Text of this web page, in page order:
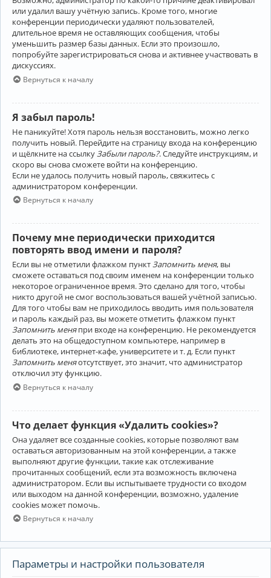
или удалил вашу учётную запись. Кроме того, многие
конференции периодически удаляют пользователей,
длительное время не оставляющих сообщения, чтобы
уменьшить размер базы данных. Если это произошло,
попробуйте зарегистрироваться снова и активнее участвовать в
дискуссиях.
Вернуться к началу
Я забыл пароль!
Не паникуйте! Хотя пароль нельзя восстановить, можно легко
получить новый. Перейдите на страницу входа на конференцию
и щёлкните на ссылку Забыли пароль?. Следуйте инструкциям, и
скоро вы снова сможете войти на конференцию.
Если не удалось получить новый пароль, свяжитесь с
администратором конференции.
Вернуться к началу
Почему мне периодически приходится
повторять ввод имени и пароля?
Если вы не отметили флажком пунктЗапомнить меня, вы
сможете оставаться под своим именем на конференции только
некоторое ограниченное время. Это сделано для того, чтобы
никто другой не смог воспользоваться вашей учётной записью.
Для того чтобы вам не приходилось вводить имя пользователя
и пароль каждый раз, вы можете отметить флажком пункт
Запомнить меняпри входе на конференцию. Не рекомендуется
делать это на общедоступном компьютере, например в
библиотеке, интернет-кафе, университете и т. д. Если пункт
Запомнить меняотсутствует, это значит, что администратор
отключил эту функцию.
Вернуться к началу
Что делает функция «Удалить cookies»?
Она удаляет все созданные cookies, которые позволяют вам
оставаться авторизованным на этой конференции, а также
выполняют другие функции, такие как отслеживание
прочитанных сообщений, если эта возможность включена
администратором. Если вы испытываете трудности со входом
или выходом на данной конференции, возможно, удаление
cookies может помочь.
Вернуться к началу
Параметры и настройки пользователя